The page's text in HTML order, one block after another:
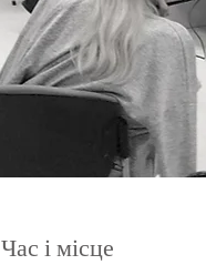
Час і місце